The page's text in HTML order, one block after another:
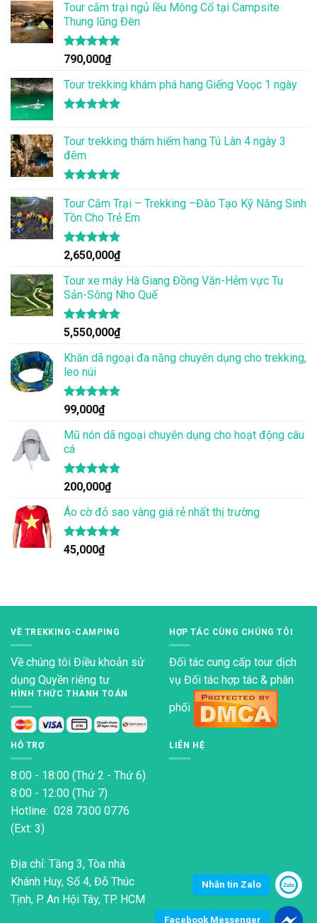
Tour cắm trại ngủ lều Mông Cổ tại Campsite
Thung lũng Đèn
Được xếp
hạng
5.00
5 sao
790,000₫
Tour trekking khám phá hang Giếng Voọc 1 ngày
5 sao
Tour trekking thám hiểm hang Tú Làn 4 ngày 3
đêm
hạng4.86
5 sao
Tour Cắm Trại – Trekking –Đào Tạo Kỹ Năng Sinh
Tồn Cho Trẻ Em
Được xếp
hạng 4.86
5 sao
2,650,000₫
Tour xe máy Hà Giang Đồng Văn-Hẻm vực Tu
Sản-Sông Nho Quế
Được xếp
hạng 4.83
5 sao
5,550,000₫
Khăn dã ngoại đa năng chuyên dụng cho trekking,
leo núi
Được xếp
hạng
4.83
5 sao
99,000₫
Mũ nón dã ngoại chuyên dụng cho hoạt động câu
cá
Được xếp
hạng
4.83
5 sao
200,000₫
Áo cờ đỏ sao vàng giá rẻ nhất thị trường
Được xếp
hạng
4.80
45,000₫
VỀ TREKKING-CAMPING
Về chúng tôi Điều khoản sử
dụng Quyền riêng tư
HÌNH THỨC THANH TOÁN
HỢP TÁC CÙNG CHÚNG TÔI
Đối tác cung cấp tour dịch
vụ Đối tác hợp tác & phân
phối
HỖ TRỢ
8:00 - 18:00 (Thứ 2 - Thứ 6)
8:00 - 12:00 (Thứ 7)
Hotline: 028 7300 0776
(Ext: 3)
Địa chỉ: Tầng 3, Tòa nhà
Khánh Huy, Số 4, Đỗ Thúc
Tịnh, P. An Hội Tây, TP. HCM
LIÊN HỆ
Nhắn tin Zalo
Facebook Messenger